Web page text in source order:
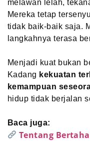
melawan lelah,
Mereka tetap
tidak baik-baik saja.
langkahnya terasa
Menjadi kuat bukan
Kadang kekuatan
kemampuan
hidup tidak berjalan
Baca juga:
Tentang